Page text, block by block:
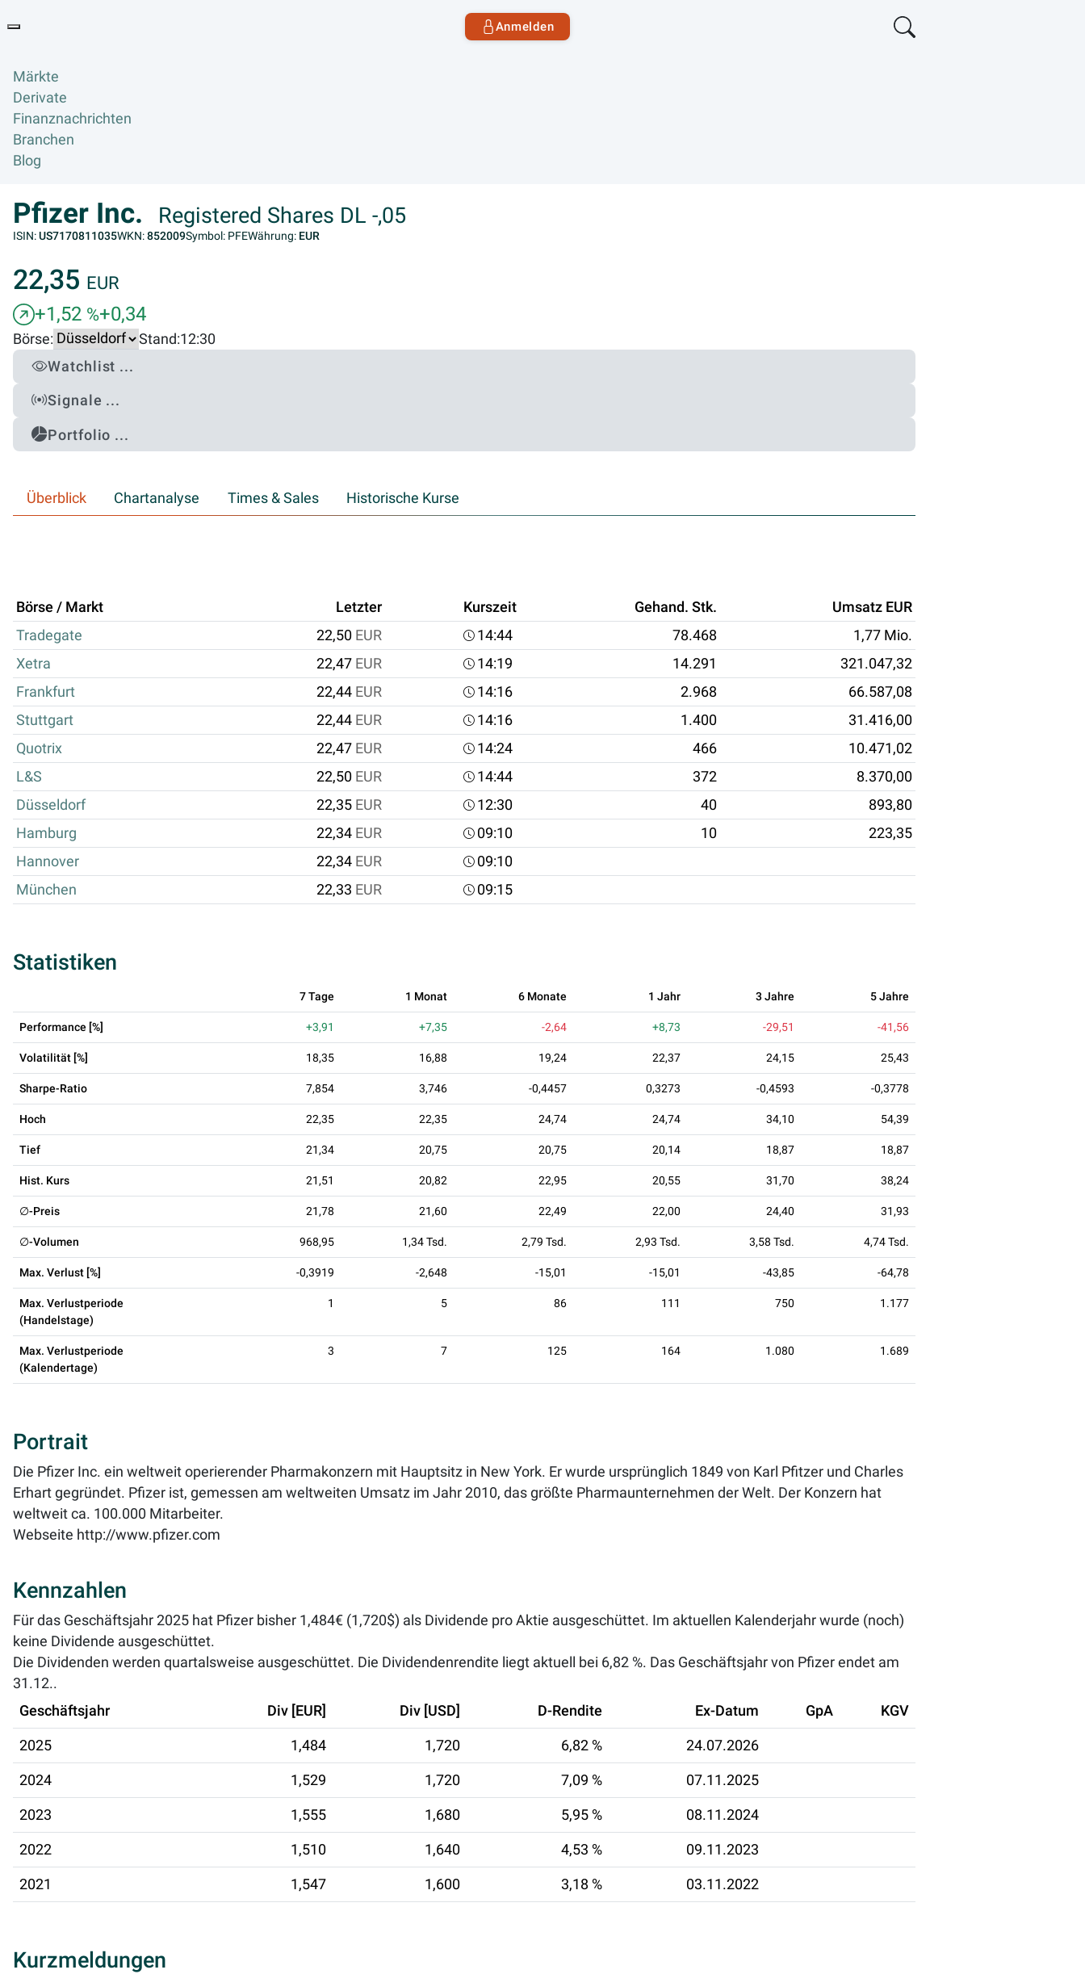
Anmelden
Märkte
Derivate
Finanznachrichten
Branchen
Blog
Pfizer Inc. Registered Shares DL -,05
ISIN:US7170811035WKN:852009Symbol: PFEWährung: EUR
22,35 EUR
+1,52 %+0,34
Börse: Stand:12:30
Watchlist ...
Signale ...
Portfolio ...
Überblick Chartanalyse Times & Sales Historische Kurse
Börse / Markt Letzter Kurszeit Gehand. Stk.
Umsatz EUR
Tradegate
22,50 EUR 14:44 78.468
1,77 Mio.
Xetra
22,47 EUR 14:19 14.291
321.047,32
Frankfurt
22,44 EUR 14:16 2.968
66.587,08
Stuttgart
22,44 EUR 14:16 1.400
31.416,00
Quotrix
22,47 EUR 14:24 466
10.471,02
L&S
22,50 EUR 14:44 372
8.370,00
Düsseldorf
22,35 EUR 12:30 40
893,80
Hamburg
22,34 EUR 09:10 10
223,35
Hannover
22,34 EUR
09:10
München
22,33 EUR 09:15
Statistiken
7 Tage 1 Monat 6 Monate 1 Jahr 3 Jahre 5 Jahre
Performance [%] +3,91 +7,35 -2,64 +8,73 -29,51 -41,56
Volatilität [%] 18,35 16,88 19,24 22,37 24,15 25,43
Sharpe-Ratio 7,854 3,746 -0,4457 0,3273 -0,4593 -0,3778
Hoch 22,35 22,35 24,74 24,74 34,10 54,39
Tief 21,34 20,75 20,75 20,14 18,87 18,87
Hist. Kurs 21,51 20,82 22,95 20,55 31,70 38,24
∅-Preis 21,78 21,60 22,49 22,00 24,40 31,93
∅-Volumen 968,95 1,34 Tsd. 2,79 Tsd. 2,93 Tsd. 3,58 Tsd. 4,74 Tsd.
Max. Verlust [%] -0,3919 -2,648 -15,01 -15,01 -43,85 -64,78
Max. Verlustperiode
(Handelstage)
1 5 86 111 750 1.177
Max. Verlustperiode
(Kalendertage)
3 7 125 164 1.080 1.689
Portrait
Die Pfizer Inc. ein weltweit operierender Pharmakonzern mit Hauptsitz in New York. Er wurde ursprünglich 1849 von Karl Pfitzer und Charles
Erhart gegründet. Pfizer ist, gemessen am weltweiten Umsatz im Jahr 2010, das größte Pharmaunternehmen der Welt. Der Konzern hat
weltweit ca. 100.000 Mitarbeiter.
Webseite http://www.pfizer.com
Kennzahlen
Für das Geschäftsjahr 2025 hat Pfizer bisher 1,484€ (1,720$) als Dividende pro Aktie ausgeschüttet. Im aktuellen Kalenderjahr wurde (noch)
keine Dividende ausgeschüttet.
Die Dividenden werden quartalsweise ausgeschüttet. Die Dividendenrendite liegt aktuell bei 6,82 %. Das Geschäftsjahr von Pfizer endet am
31.12..
Geschäftsjahr
Div [EUR] Div [USD] D-Rendite Ex-Datum GpA KGV
2025 1,484 1,720 6,82 % 24.07.2026
2024 1,529 1,720 7,09 % 07.11.2025
2023 1,555 1,680 5,95 % 08.11.2024
2022 1,510 1,640 4,53 % 09.11.2023
2021 1,547 1,600 3,18 % 03.11.2022
Kurzmeldungen